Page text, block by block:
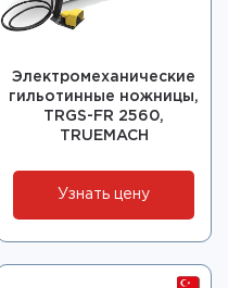
Электромеханические
гильотинные ножницы,
TRGS-FR 2560,
TRUEMACH
Узнать цену